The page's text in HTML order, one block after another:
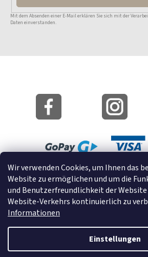
Wir verwenden Cookies, um Ihnen das
Website zu ermöglichen und um die
und Benutzerfreundlichkeit der Website
Website-Verkehrs kontinuierlich zu
Informationen
Einstellungen
Mit dem Absenden einer E-Mail erklären Sie sich mit der
Daten einverstanden.
Lageplan
Cookies